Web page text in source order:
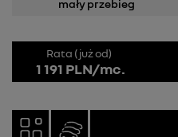
mały przebieg
Rata (już od)
1 191 PLN/mc.